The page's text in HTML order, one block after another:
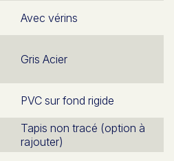
Avec vérins
Gris Acier
PVC sur fond rigide
Tapis non tracé (option à
rajouter)